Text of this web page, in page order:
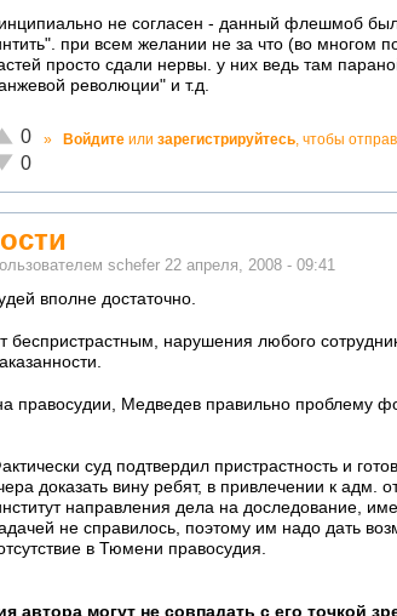
не согласен - данный флешмоб
при всем желании не за что (во многом
просто сдали нервы. у них ведь там
революции" и т.д.
0
0
» Войдите или зарегистрируйтесь, чтобы
schefer 22 апреля, 2008 - 09:41
вполне достаточно.
беспристрастным, нарушения любого
правосудии, Медведев правильно проблему
суд подтвердил пристрастность и
доказать вину ребят, в привлечении к адм.
направления дела на доследование,
не справилось, поэтому им надо дать
в Тюмени правосудия.
автора могут не совпадать с его точкой